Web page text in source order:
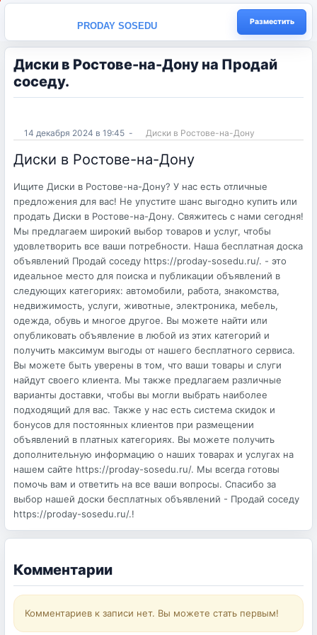
PRODAY SOSEDU Разместить
Диски в Ростове-на-Дону на Продай
соседу.
14 декабря 2024 в 19:45 - Диски в Ростове-на-Дону
Диски в Ростове-на-Дону
Ищите Диски в Ростове-на-Дону? У нас есть отличные
предложения для вас! Не упустите шанс выгодно купить или
продать Диски в Ростове-на-Дону. Свяжитесь с нами сегодня!
Мы предлагаем широкий выбор товаров и услуг, чтобы
удовлетворить все ваши потребности. Наша бесплатная доска
объявлений Продай соседу https://proday-sosedu.ru/. - это
идеальное место для поиска и публикации объявлений в
следующих категориях: автомобили, работа, знакомства,
недвижимость, услуги, животные, электроника, мебель,
одежда, обувь и многое другое. Вы можете найти или
опубликовать объявление в любой из этих категорий и
получить максимум выгоды от нашего бесплатного сервиса.
Вы можете быть уверены в том, что ваши товары и слуги
найдут своего клиента. Мы также предлагаем различные
варианты доставки, чтобы вы могли выбрать наиболее
подходящий для вас. Также у нас есть система скидок и
бонусов для постоянных клиентов при размещении
объявлений в платных категориях. Вы можете получить
дополнительную информацию о наших товарах и услугах на
нашем сайте https://proday-sosedu.ru/. Мы всегда готовы
помочь вам и ответить на все ваши вопросы. Спасибо за
выбор нашей доски бесплатных объявлений - Продай соседу
https://proday-sosedu.ru/.!
Комментарии
Комментариев к записи нет. Вы можете стать первым!